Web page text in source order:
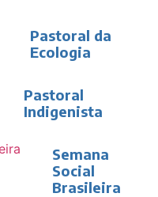
Pastoral da
Ecologia
Pastoral
Indigenista
Semana
Social
Brasileira